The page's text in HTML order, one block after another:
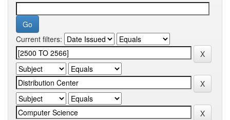
Current filters: